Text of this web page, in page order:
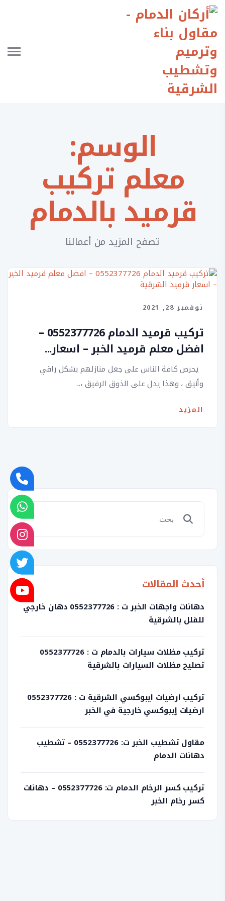
الوسم:
معلم تركيب
قرميد بالدمام
تصفح المزيد من أعمالنا
نوفمبر 28, 2021
تركيب قرميد الدمام 0552377726 –
افضل معلم قرميد الخبر – اسعار...
يحرص كافة الناس على جعل منازلهم بشكل راقي
وأنيق ، وهذا يدل على الذوق الرفيق ،...
المزيد
أحدث المقالات
دهانات واجهات الخبر ت : 0552377726 دهان خارجي
للفلل بالشرقية
تركيب مظلات سيارات بالدمام ت : 0552377726
تصليح مظلات السيارات بالشرقية
تركيب ارضيات ايبوكسي الشرقية ت : 0552377726
ارضيات إيبوكسي خارجية في الخبر
مقاول تشطيب الخبر ت: 0552377726 – تشطيب
دهانات الدمام
تركيب كسر الرخام الدمام ت: 0552377726 – دهانات
كسر رخام الخبر